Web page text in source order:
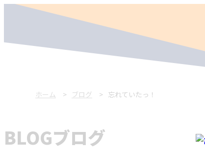
ホーム ブログ 忘れていたっ！
BLOGブログ